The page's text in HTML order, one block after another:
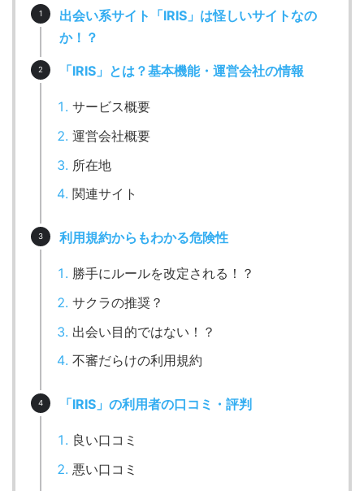
出会い系サイト「IRIS」は怪しいサイトなの
か！？
「IRIS」とは？基本機能・運営会社の情報
サービス概要
運営会社概要
所在地
関連サイト
利用規約からもわかる危険性
勝手にルールを改定される！？
サクラの推奨？
出会い目的ではない！？
不審だらけの利用規約
「IRIS」の利用者の口コミ・評判
良い口コミ
悪い口コミ